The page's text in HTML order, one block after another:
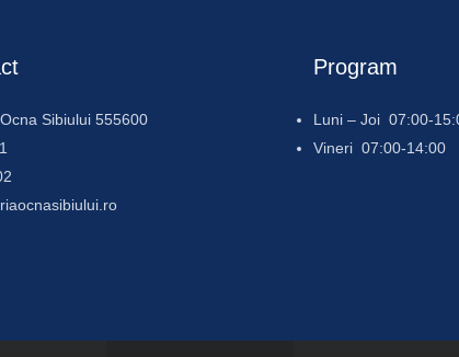
Sibiului 555600
Program
Luni – Joi 07:00-
Vineri 07:00-14:00